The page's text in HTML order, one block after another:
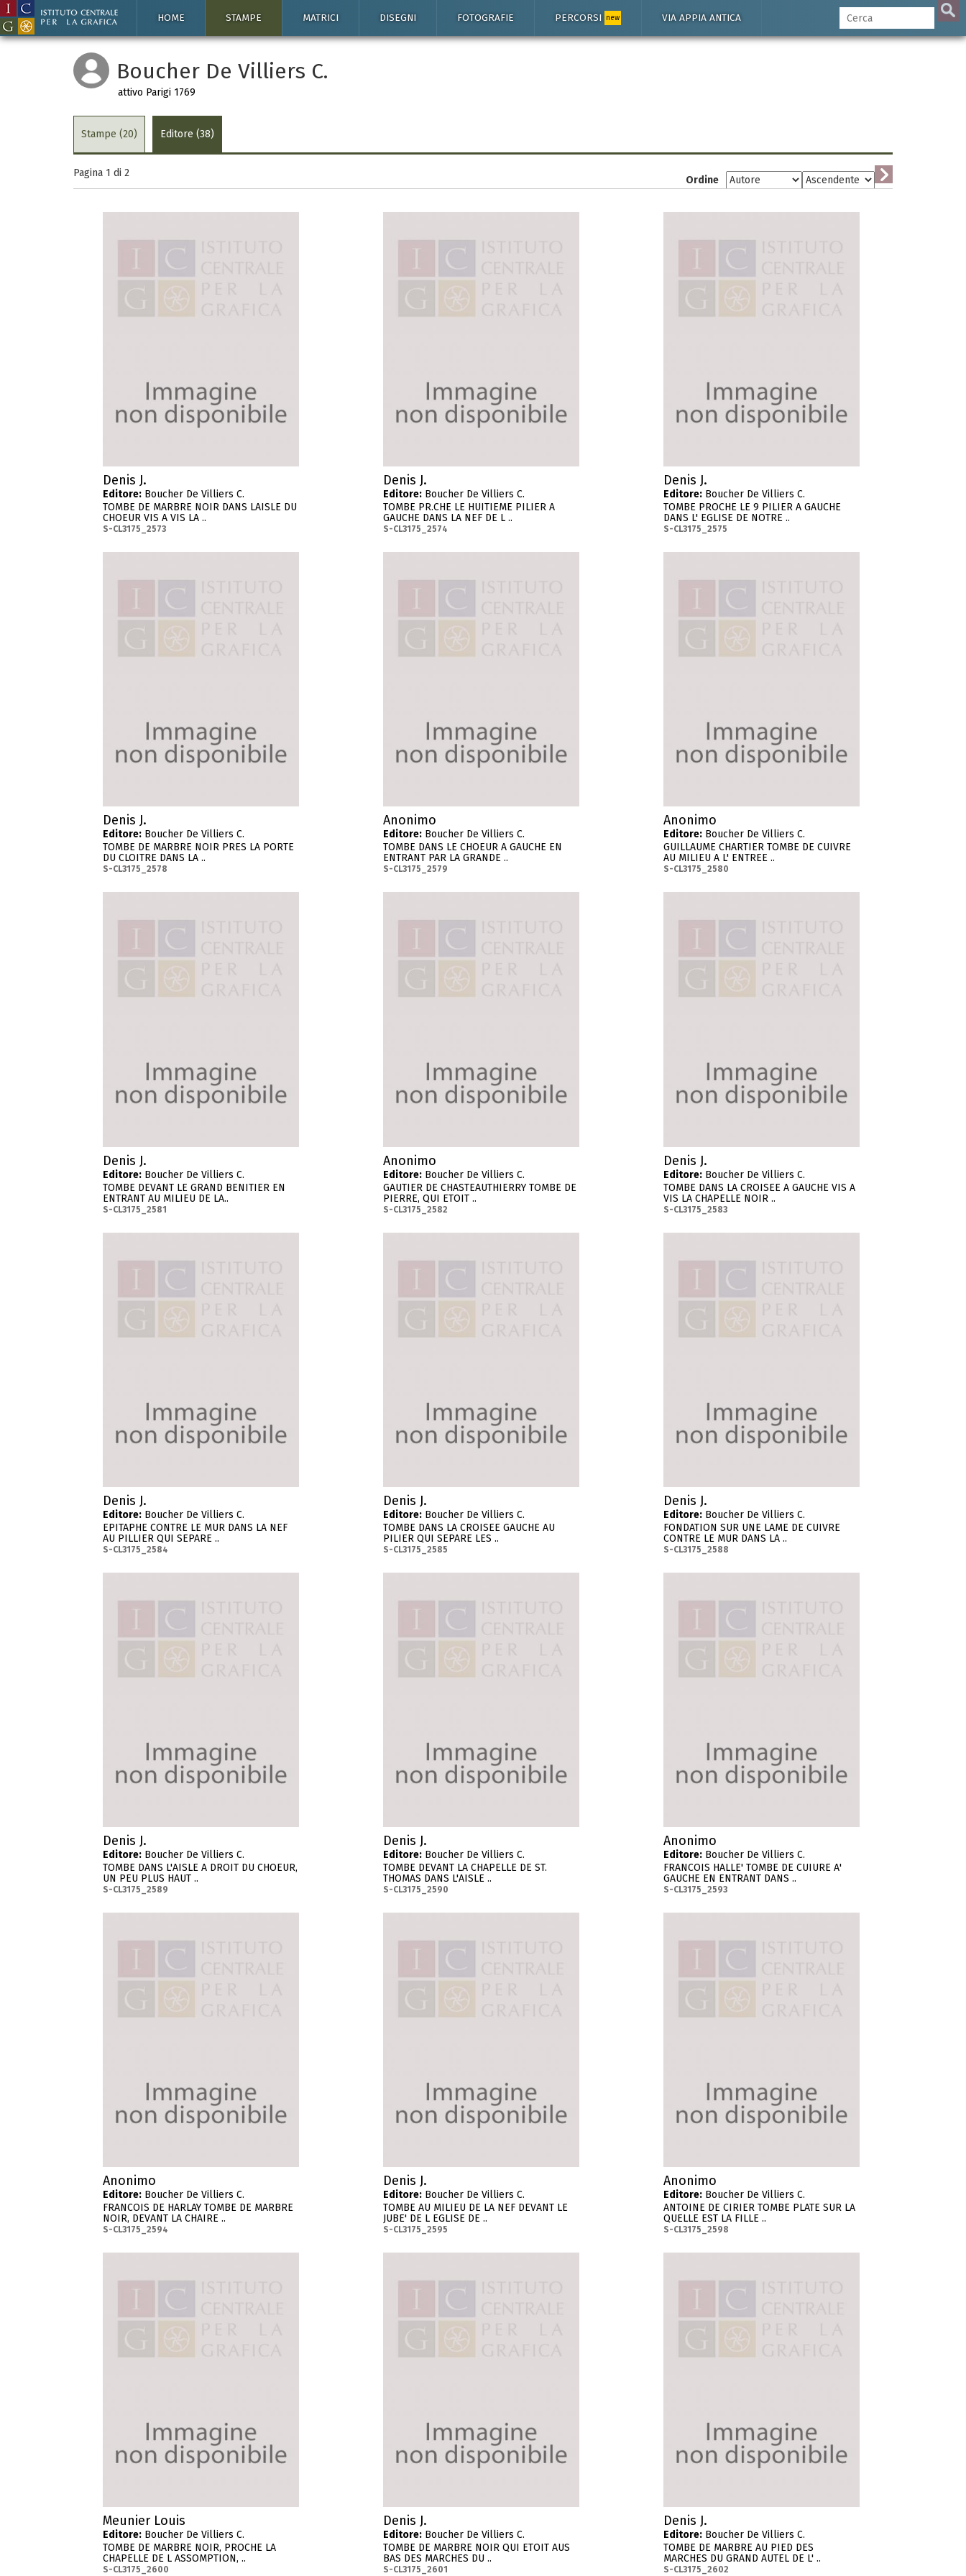
HOME STAMPE MATRICI DISEGNI FOTOGRAFIE PERCORSI new VIA APPIA ANTICA
Boucher De Villiers C.
attivo Parigi 1769
Stampe (20) Editore (38)
Pagina 1 di 2
Ordine
Denis J.
Editore: Boucher De Villiers C.
TOMBE DE MARBRE NOIR DANS LAISLE DU
CHOEUR VIS A VIS LA ..
S-CL3175_2573
Denis J.
Editore: Boucher De Villiers C.
TOMBE PR.CHE LE HUITIEME PILIER A
GAUCHE DANS LA NEF DE L ..
S-CL3175_2574
Denis J.
Editore: Boucher De Villiers C.
TOMBE PROCHE LE 9 PILIER A GAUCHE
DANS L' EGLISE DE NOTRE ..
S-CL3175_2575
Denis J.
Editore: Boucher De Villiers C.
TOMBE DE MARBRE NOIR PRES LA PORTE
DU CLOITRE DANS LA ..
S-CL3175_2578
Anonimo
Editore: Boucher De Villiers C.
TOMBE DANS LE CHOEUR A GAUCHE EN
ENTRANT PAR LA GRANDE ..
S-CL3175_2579
Anonimo
Editore: Boucher De Villiers C.
GUILLAUME CHARTIER TOMBE DE CUIVRE
AU MILIEU A L' ENTREE ..
S-CL3175_2580
Denis J.
Editore: Boucher De Villiers C.
TOMBE DEVANT LE GRAND BENITIER EN
ENTRANT AU MILIEU DE LA..
S-CL3175_2581
Anonimo
Editore: Boucher De Villiers C.
GAUTIER DE CHASTEAUTHIERRY TOMBE DE
PIERRE, QUI ETOIT ..
S-CL3175_2582
Denis J.
Editore: Boucher De Villiers C.
TOMBE DANS LA CROISEE A GAUCHE VIS A
VIS LA CHAPELLE NOIR ..
S-CL3175_2583
Denis J.
Editore: Boucher De Villiers C.
EPITAPHE CONTRE LE MUR DANS LA NEF
AU PILLIER QUI SEPARE ..
S-CL3175_2584
Denis J.
Editore: Boucher De Villiers C.
TOMBE DANS LA CROISEE GAUCHE AU
PILIER QUI SEPARE LES ..
S-CL3175_2585
Denis J.
Editore: Boucher De Villiers C.
FONDATION SUR UNE LAME DE CUIVRE
CONTRE LE MUR DANS LA ..
S-CL3175_2588
Denis J.
Editore: Boucher De Villiers C.
TOMBE DANS L'AISLE A DROIT DU CHOEUR,
UN PEU PLUS HAUT ..
S-CL3175_2589
Denis J.
Editore: Boucher De Villiers C.
TOMBE DEVANT LA CHAPELLE DE ST.
THOMAS DANS L'AISLE ..
S-CL3175_2590
Anonimo
Editore: Boucher De Villiers C.
FRANCOIS HALLE' TOMBE DE CUIURE A'
GAUCHE EN ENTRANT DANS ..
S-CL3175_2593
Anonimo
Editore: Boucher De Villiers C.
FRANCOIS DE HARLAY TOMBE DE MARBRE
NOIR, DEVANT LA CHAIRE ..
S-CL3175_2594
Denis J.
Editore: Boucher De Villiers C.
TOMBE AU MILIEU DE LA NEF DEVANT LE
JUBE' DE L EGLISE DE ..
S-CL3175_2595
Anonimo
Editore: Boucher De Villiers C.
ANTOINE DE CIRIER TOMBE PLATE SUR LA
QUELLE EST LA FILLE ..
S-CL3175_2598
Meunier Louis
Editore: Boucher De Villiers C.
TOMBE DE MARBRE NOIR, PROCHE LA
CHAPELLE DE L ASSOMPTION, ..
S-CL3175_2600
Denis J.
Editore: Boucher De Villiers C.
TOMBE DE MARBRE NOIR QUI ETOIT AUS
BAS DES MARCHES DU ..
S-CL3175_2601
Denis J.
Editore: Boucher De Villiers C.
TOMBE DE MARBRE AU PIED DES
MARCHES DU GRAND AUTEL DE L' ..
S-CL3175_2602